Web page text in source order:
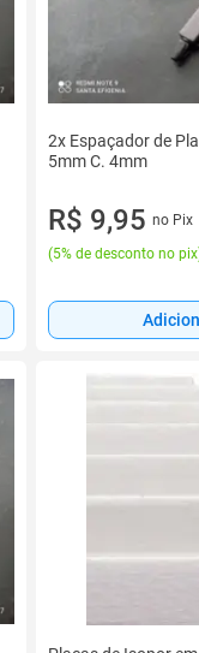
2x Espaçador de
5mm C. 4mm
R$ 9,95 no Pix
(5% de desconto no pix